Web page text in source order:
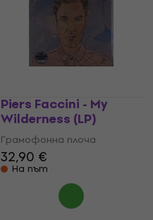
Piers Faccini - My
Wilderness (LP)
Грамофонна плоча
32,90 €
На път